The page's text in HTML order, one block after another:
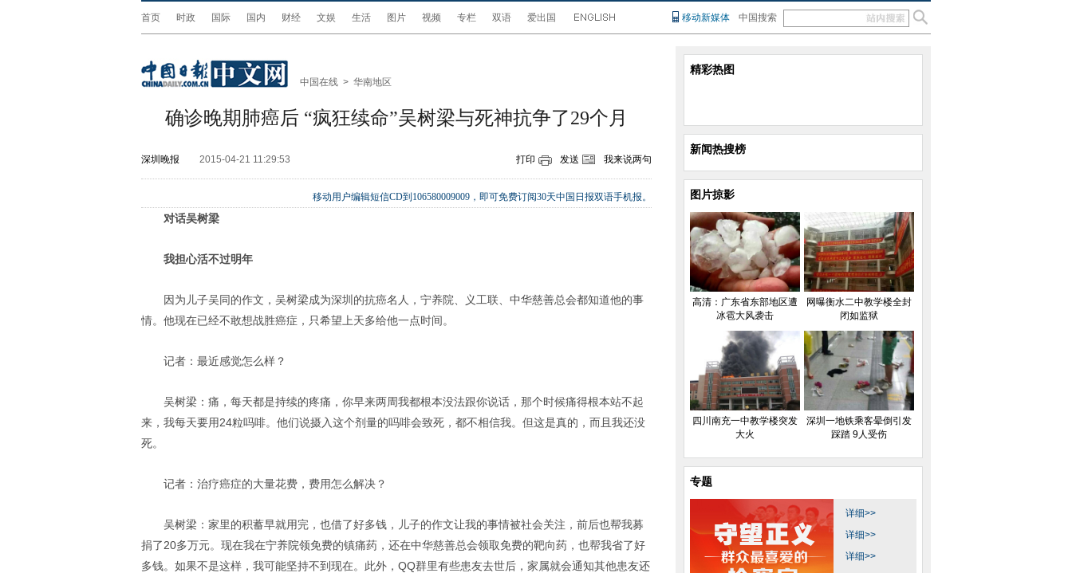
首页 时政 国际 国内 财经 文娱 生活 图片 视频 专栏 双语 爱出国 移动新媒体 中国搜索
中国在线 > 华南地区
确诊晚期肺癌后 “疯狂续命”吴树梁与死神抗争了29个月
深圳晚报 2015-04-21 11:29:53 打印 发送 我来说两句
移动用户编辑短信CD到106580009009，即可免费订阅30天中国日报双语手机报。
对话吴树梁
我担心活不过明年
因为儿子吴同的作文，吴树梁成为深圳的抗癌名人，宁养院、义工联、中华慈善总会都知道他的事
情。他现在已经不敢想战胜癌症，只希望上天多给他一点时间。
记者：最近感觉怎么样？
吴树梁：痛，每天都是持续的疼痛，你早来两周我都根本没法跟你说话，那个时候痛得根本站不起
来，我每天要用24粒吗啡。他们说摄入这个剂量的吗啡会致死，都不相信我。但这是真的，而且我还没
死。
记者：治疗癌症的大量花费，费用怎么解决？
吴树梁：家里的积蓄早就用完，也借了好多钱，儿子的作文让我的事情被社会关注，前后也帮我募
捐了20多万元。现在我在宁养院领免费的镇痛药，还在中华慈善总会领取免费的靶向药，也帮我省了好
多钱。如果不是这样，我可能坚持不到现在。此外，QQ群里有些患友去世后，家属就会通知其他患友还
精彩热图
新闻热搜榜
图片掠影
高清：广东省东部地区遭
冰雹大风袭击
网曝衡水二中教学楼全封
闭如监狱
四川南充一中教学楼突发
大火
深圳一地铁乘客晕倒引发
踩踏 9人受伤
专题
详细>>
详细>>
详细>>